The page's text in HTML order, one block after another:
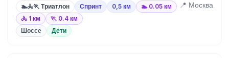
🏊🚴🏃 Триатлон Спринт 0,5 км
🏊 0.05 км
🚴 1 км
🏃 0.4 км
📍 Москва
Шоссе Дети